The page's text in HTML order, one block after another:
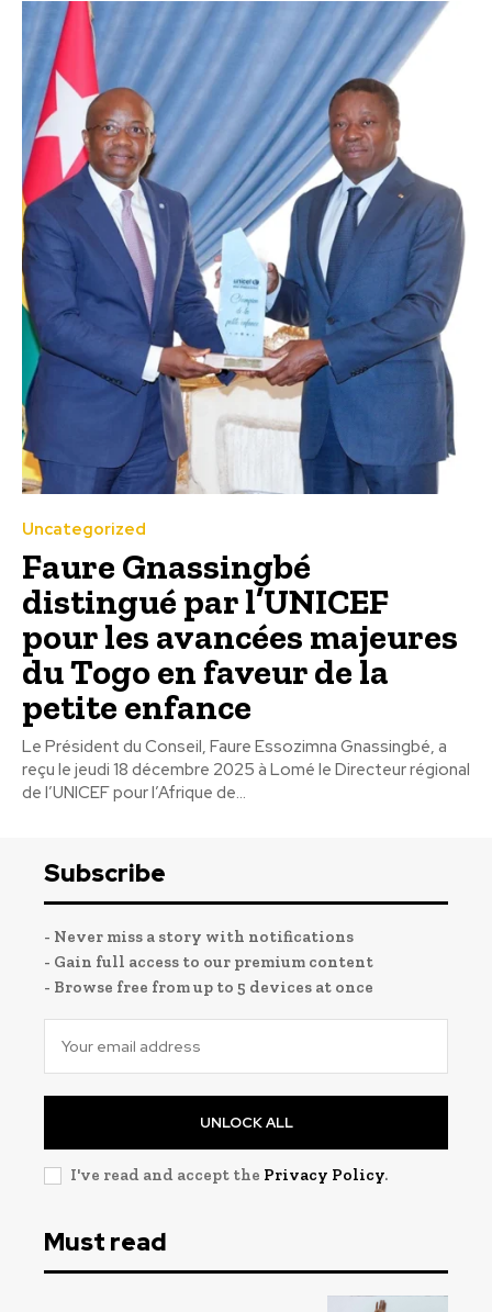
Uncategorized
Faure Gnassingbé
distingué par l’UNICEF
pour les avancées majeures
du Togo en faveur de la
petite enfance
Le Président du Conseil, Faure Essozimna Gnassingbé, a
reçu le jeudi 18 décembre 2025 à Lomé le Directeur régional
de l’UNICEF pour l’Afrique de...
Subscribe
- Never miss a story with notifications
- Gain full access to our premium content
- Browse free from up to 5 devices at once
UNLOCK ALL
I've read and accept the Privacy Policy.
Must read